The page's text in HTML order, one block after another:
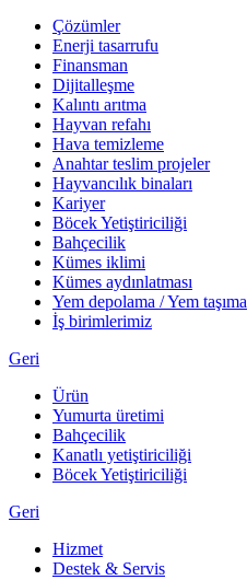
Çözümler
Enerji tasarrufu
Finansman
Dijitalleşme
Kalıntı arıtma
Hayvan refahı
Hava temizleme
Anahtar teslim projeler
Hayvancılık binaları
Kariyer
Böcek Yetiştiriciliği
Bahçecilik
Kümes iklimi
Kümes aydınlatması
Yem depolama / Yem taşıma
İş birimlerimiz
Geri
Ürün
Yumurta üretimi
Bahçecilik
Kanatlı yetiştiriciliği
Böcek Yetiştiriciliği
Geri
Hizmet
Destek & Servis